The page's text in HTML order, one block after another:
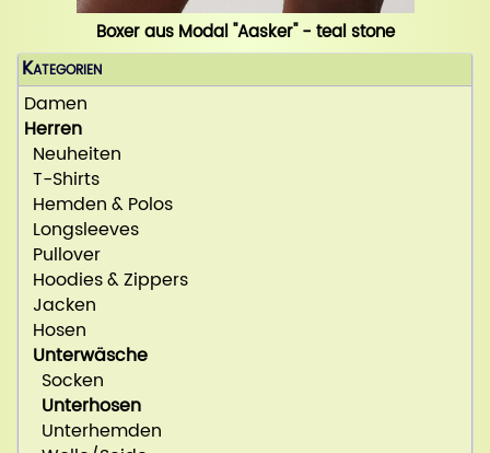
Boxer aus Modal "Aasker" - teal stone
Kategorien
Damen
Herren
Neuheiten
T-Shirts
Hemden & Polos
Longsleeves
Pullover
Hoodies & Zippers
Jacken
Hosen
Unterwäsche
Socken
Unterhosen
Unterhemden